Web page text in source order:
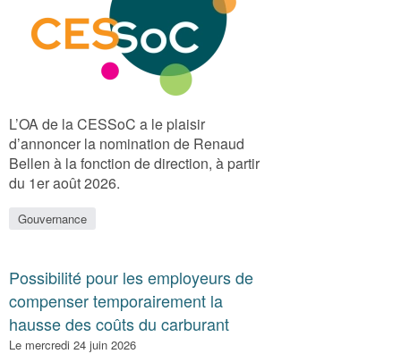
L’OA de la CESSoC a le plaisir
d’annoncer la nomination de Renaud
Bellen à la fonction de direction, à partir
du 1er août 2026.
Gouvernance
Possibilité pour les employeurs de
compenser temporairement la
hausse des coûts du carburant
Le mercredi 24 juin 2026